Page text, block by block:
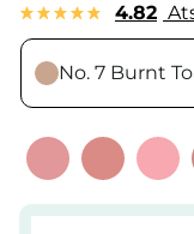
4.82
No. 7 Burnt